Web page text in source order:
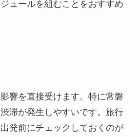
ュールを組むことをおすすめ
響を直接受けます。特に常磐
滞が発生しやすいです。旅行
発前にチェックしておくのが